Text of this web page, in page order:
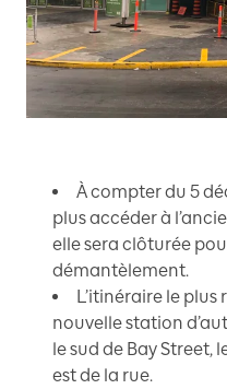
À compter du 5
plus accéder à
elle sera clôturée
démantèlement.
L’itinéraire le plus
nouvelle station
le sud de Bay
est de la rue.